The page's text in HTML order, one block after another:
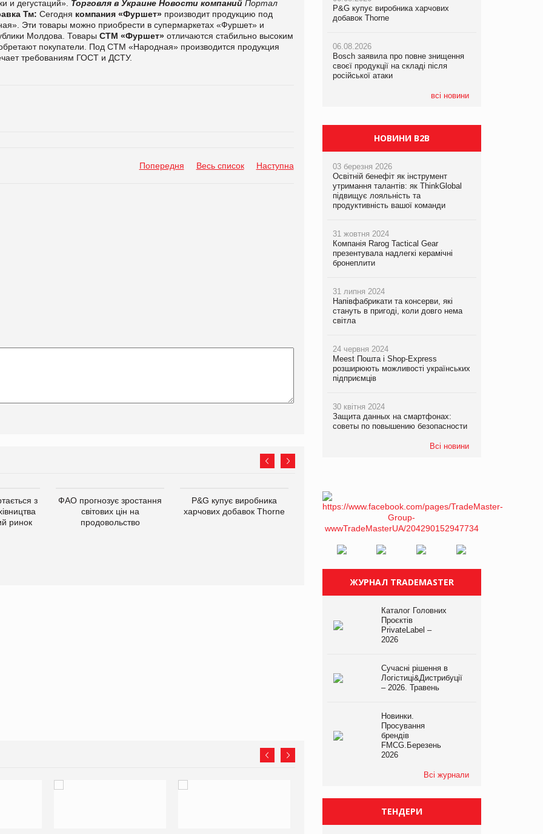
и дегустаций». Торговля в Украине Новости компаний Портал
Тм: Сегодня компания «Фуршет» производит продукцию под
Эти товары можно приобрести в супермаркетах «Фуршет» и
Молдова. Товары СТМ «Фуршет» отличаются стабильно высоким
покупатели. Под СТМ «Народная» производится продукция
требованиям ГОСТ и ДСТУ.
Попередня Весь список Наступна
з
ринок
ФАО прогнозує зростання
світових цін на
продовольство
P&G купує виробника
харчових добавок Thorne
Bosch заявила про повне
знищення своєї продукції
на складі після російської
атаки
хвостатих: у VARUS
expert від власної ТМ
P&G купує виробника харчових
добавок Thorne
06.08.2026
Bosch заявила про повне знищення
своєї продукції на складі після
російської атаки
всі новини
P&G купує виробника харчових
добавок Thorne
06.08.2026
Bosch заявила про повне знищення
своєї продукції на складі після
російської атаки
P&G купує виробника харчових
добавок Thorne
06.08.2026
Bosch заявила про повне знищення
своєї продукції на складі після
російської атаки
НОВИНИ B2B
03 березня 2026
Освітній бенефіт як інструмент
утримання талантів: як ThinkGlobal
підвищує лояльність та
продуктивність вашої команди
31 жовтня 2024
Компанія Rarog Tactical Gear
презентувала надлегкі керамічні
бронеплити
31 липня 2024
Напівфабрикати та консерви, які
стануть в пригоді, коли довго нема
світла
24 червня 2024
Meest Пошта і Shop-Express
розширюють можливості українських
підприємців
30 квітня 2024
Защита данных на смартфонах:
советы по повышению безопасности
Всі новини
ЖУРНАЛ TRADEMASTER
Каталог Головних
Проєктів
PrivateLabel –
2026
Сучасні рішення в
Логістиці&Дистрибуції
– 2026. Травень
Новинки.
Просування
брендів
FMCG.Березень
2026
Всі журнали
ТЕНДЕРИ